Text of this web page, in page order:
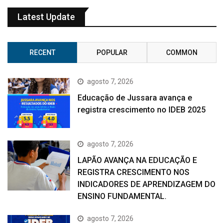
Latest Update
RECENT POPULAR COMMON
agosto 7, 2026
Educação de Jussara avança e
registra crescimento no IDEB 2025
agosto 7, 2026
LAPÃO AVANÇA NA EDUCAÇÃO E
REGISTRA CRESCIMENTO NOS
INDICADORES DE APRENDIZAGEM DO
ENSINO FUNDAMENTAL.
agosto 7, 2026